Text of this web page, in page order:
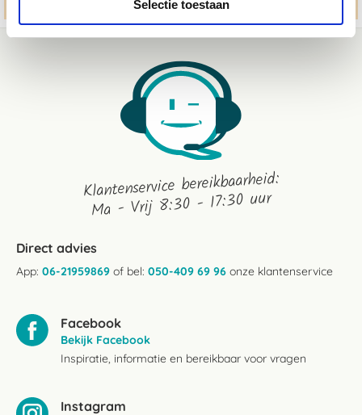
Selectie toestaan
Klantenservice bereikbaarheid:
Ma - Vrij 8:30 - 17:30 uur
Direct advies
App: 06-21959869 of bel: 050-409 69 96 onze klantenservice
Facebook
Bekijk Facebook
Inspiratie, informatie en bereikbaar voor vragen
Instagram